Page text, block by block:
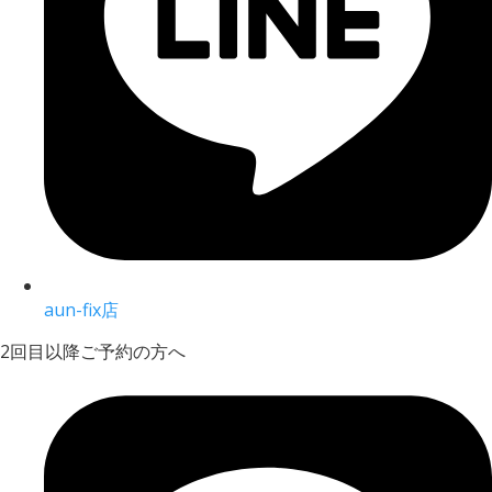
aun-fix店
2回目以降ご予約の方へ